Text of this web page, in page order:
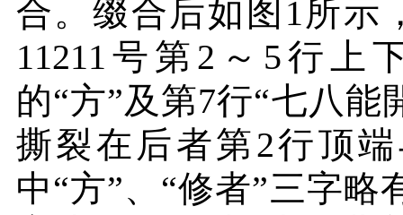
合。缀合后如图 1所示
11211 号第 2 ～ 5行上
的“方”及第7行“七八能
撕裂在后者第2行顶
中“方”、“修者”三字